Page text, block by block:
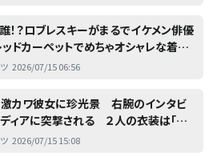
？ロブレスキーがまるでイケメン俳優
ドカーペットでめちゃオシャレな着こ
夫人同伴 優しく手を引くワンシーン
2026/07/15 06:56
カワ彼女に珍光景 右腕のインタビ
ィアに突撃される ２人の衣装は「１
決めた」
2026/07/15 15:08